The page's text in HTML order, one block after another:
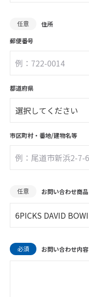
任意
住所
郵便番号
都道府県
市区町村・ 番地/建物名等
任意 お問い合わせ商品
必須 お問い合わせ内容